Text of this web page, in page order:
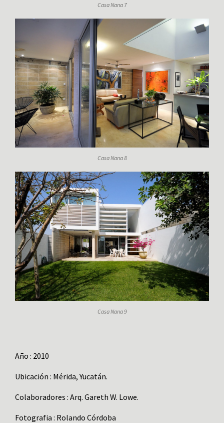
Casa Nana 7
Casa Nana 8
Casa Nana 9
Año : 2010
Ubicación : Mérida, Yucatán.
Colaboradores : Arq. Gareth W. Lowe.
Fotografia : Rolando Córdoba